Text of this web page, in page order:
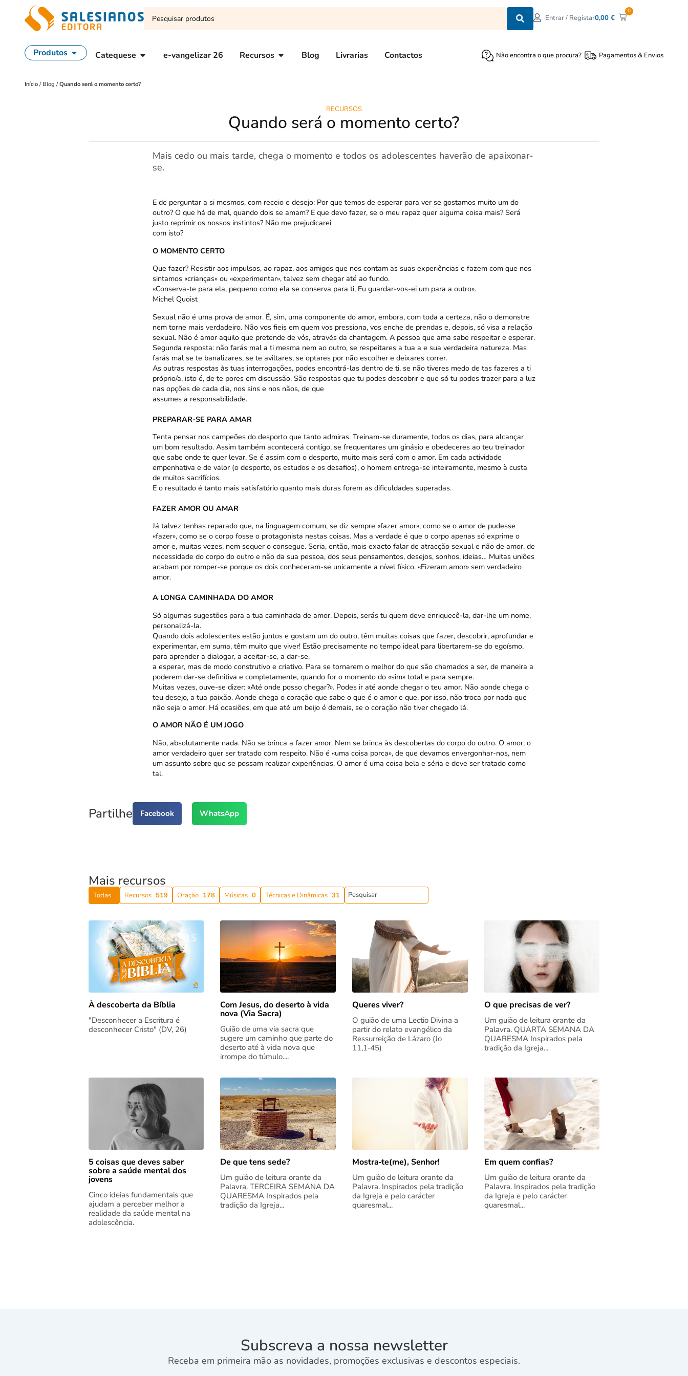
Entrar / Registar0,00€
0
Produtos Catequese e-vangelizar 26 Recursos Blog Livrarias Contactos Não encontra o que procura? Pagamentos & Envios
Início / Blog /Quando será o momento certo?
RECURSOS
Quando será o momento certo?
Mais cedo ou mais tarde, chega o momento e todos os adolescentes haverão de apaixonar-
se.
E de perguntar a si mesmos, com receio e desejo: Por que temos de esperar para ver se gostamos muito um do
outro? O que há de mal, quando dois se amam? E que devo fazer, se o meu rapaz quer alguma coisa mais? Será
justo reprimir os nossos instintos? Não me prejudicarei
com isto?
O MOMENTO CERTO
Que fazer? Resistir aos impulsos, ao rapaz, aos amigos que nos contam as suas experiências e fazem com que nos
sintamos «crianças» ou «experimentar», talvez sem chegar até ao fundo.
«Conserva-te para ela, pequeno como ela se conserva para ti, Eu guardar-vos-ei um para a outro».
Michel Quoist
Sexual não é uma prova de amor. É, sim, uma componente do amor, embora, com toda a certeza, não o demonstre
nem torne mais verdadeiro. Não vos fieis em quem vos pressiona, vos enche de prendas e, depois, só visa a relação
sexual. Não é amor aquilo que pretende de vós, através da chantagem. A pessoa que ama sabe respeitar e esperar.
Segunda resposta: não farás mal a ti mesma nem ao outro, se respeitares a tua a e sua verdadeira natureza. Mas
farás mal se te banalizares, se te aviltares, se optares por não escolher e deixares correr.
As outras respostas às tuas interrogações, podes encontrá-las dentro de ti, se não tiveres medo de tas fazeres a ti
próprio/a, isto é, de te pores em discussão. São respostas que tu podes descobrir e que só tu podes trazer para a luz
nas opções de cada dia, nos sins e nos nãos, de que
assumes a responsabilidade.
PREPARAR-SE PARA AMAR
Tenta pensar nos campeões do desporto que tanto admiras. Treinam-se duramente, todos os dias, para alcançar
um bom resultado. Assim também acontecerá contigo, se frequentares um ginásio e obedeceres ao teu treinador
que sabe onde te quer levar. Se é assim com o desporto, muito mais será com o amor. Em cada actividade
empenhativa e de valor (o desporto, os estudos e os desafios), o homem entrega-se inteiramente, mesmo à custa
de muitos sacrifícios.
E o resultado é tanto mais satisfatório quanto mais duras forem as dificuldades superadas.
FAZER AMOR OU AMAR
Já talvez tenhas reparado que, na linguagem comum, se diz sempre «fazer amor», como se o amor de pudesse
«fazer», como se o corpo fosse o protagonista nestas coisas. Mas a verdade é que o corpo apenas só exprime o
amor e, muitas vezes, nem sequer o consegue. Seria, então, mais exacto falar de atracção sexual e não de amor, de
necessidade do corpo do outro e não da sua pessoa, dos seus pensamentos, desejos, sonhos, ideias… Muitas uniões
acabam por romper-se porque os dois conheceram-se unicamente a nível físico. «Fizeram amor» sem verdadeiro
amor.
A LONGA CAMINHADA DO AMOR
Só algumas sugestões para a tua caminhada de amor. Depois, serás tu quem deve enriquecê-la, dar-lhe um nome,
personalizá-la.
Quando dois adolescentes estão juntos e gostam um do outro, têm muitas coisas que fazer, descobrir, aprofundar e
experimentar, em suma, têm muito que viver! Estão precisamente no tempo ideal para libertarem-se do egoísmo,
para aprender a dialogar, a aceitar-se, a dar-se,
a esperar, mas de modo construtivo e criativo. Para se tornarem o melhor do que são chamados a ser, de maneira a
poderem dar-se definitiva e completamente, quando for o momento do «sim» total e para sempre.
Muitas vezes, ouve-se dizer: «Até onde posso chegar?». Podes ir até aonde chegar o teu amor. Não aonde chega o
teu desejo, a tua paixão. Aonde chega o coração que sabe o que é o amor e que, por isso, não troca por nada que
não seja o amor. Há ocasiões, em que até um beijo é demais, se o coração não tiver chegado lá.
O AMOR NÃO É UM JOGO
Não, absolutamente nada. Não se brinca a fazer amor. Nem se brinca às descobertas do corpo do outro. O amor, o
amor verdadeiro quer ser tratado com respeito. Não é «uma coisa porca», de que devamos envergonhar-nos, nem
um assunto sobre que se possam realizar experiências. O amor é uma coisa bela e séria e deve ser tratado como
tal.
Partilhe Facebook WhatsApp
Mais recursos
Todas Recursos 519 Oração 178 Músicas 0 Técnicas e Dinâmicas 31
À descoberta da Bíblia
"Desconhecer a Escritura é
desconhecer Cristo" (DV, 26)
Com Jesus, do deserto à vida
nova (Via Sacra)
Guião de uma via sacra que
sugere um caminho que parte do
deserto até à vida nova que
irrompe do túmulo....
Queres viver?
O guião de uma Lectio Divina a
partir do relato evangélico da
Ressurreição de Lázaro (Jo
11,1‑45)
O que precisas de ver?
Um guião de leitura orante da
Palavra. QUARTA SEMANA DA
QUARESMA Inspirados pela
tradição da Igreja...
5 coisas que deves saber
sobre a saúde mental dos
jovens
Cinco ideias fundamentais que
ajudam a perceber melhor a
realidade da saúde mental na
adolescência.
De que tens sede?
Um guião de leitura orante da
Palavra. TERCEIRA SEMANA DA
QUARESMA Inspirados pela
tradição da Igreja...
Mostra‑te(me), Senhor!
Um guião de leitura orante da
Palavra. Inspirados pela tradição
da Igreja e pelo carácter
quaresmal...
Em quem confias?
Um guião de leitura orante da
Palavra. Inspirados pela tradição
da Igreja e pelo carácter
quaresmal...
Subscreva a nossa newsletter
Receba em primeira mão as novidades, promoções exclusivas e descontos especiais.